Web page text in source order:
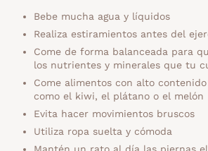
Bebe mucha agua y líquidos
Realiza estiramientos antes del
Come de forma balanceada para
los nutrientes y minerales que tu
Come alimentos con alto
como el kiwi, el plátano o el melón
Evita hacer movimientos bruscos
Utiliza ropa suelta y cómoda